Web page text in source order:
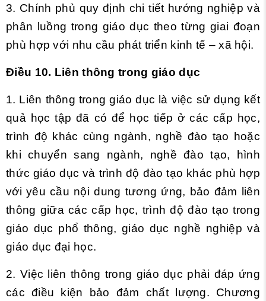
3. Chính phủ quy định chi tiết hướng nghiệp và
phân luồng trong giáo dục theo từng giai đoạn
phù hợp với nhu cầu phát triển kinh tế – xã hội.
Điều 10. Liên thông trong giáo dục
1. Liên thông trong giáo dục là việc sử dụng kết
quả học tập đã có để học tiếp ở các cấp học,
trình độ khác cùng ngành, nghề đào tạo hoặc
khi chuyển sang ngành, nghề đào tạo, hình
thức giáo dục và trình độ đào tạo khác phù hợp
với yêu cầu nội dung tương ứng, bảo đảm liên
thông giữa các cấp học, trình độ đào tạo trong
giáo dục phổ thông, giáo dục nghề nghiệp và
giáo dục đại học.
2. Việc liên thông trong giáo dục phải đáp ứng
các điều kiện bảo đảm chất lượng. Chương